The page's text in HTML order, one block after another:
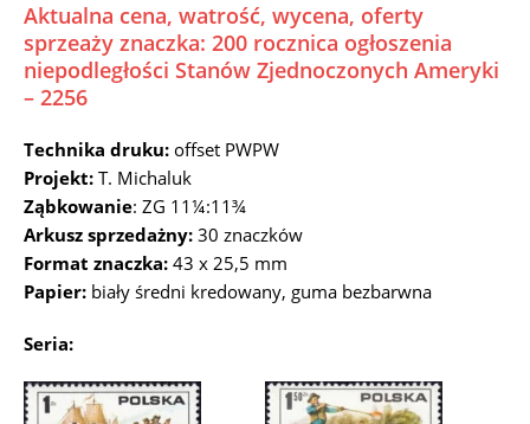
Aktualna cena, watrość, wycena, oferty
sprzeaży znaczka: 200 rocznica ogłoszenia
niepodległości Stanów Zjednoczonych Ameryki
– 2256
Technika druku: offset PWPW
Projekt: T. Michaluk
Ząbkowanie: ZG 11¼:11¾
Arkusz sprzedażny: 30 znaczków
Format znaczka: 43 x 25,5 mm
Papier: biały średni kredowany, guma bezbarwna
Seria: